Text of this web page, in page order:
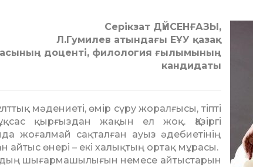
Серікзат ДҮЙСЕНҒАЗЫ,
Л.Гумилев атындағы ЕҰУ қазақ
доценті, филология ғылымының
кандидаты
мәдениеті, өмір сүру жоралғысы, тіпті
қырғыздан жақын ел жоқ. Қазіргі
жоғалмай сақталған ауыз әдебиетінің
айтыс өнері – екі халықтың ортақ мұрасы.
шы­ғармашылығын немесе айтыс­т­арын